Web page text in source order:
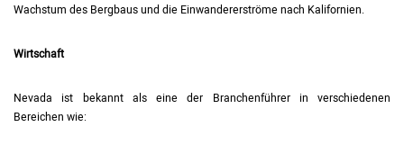
Wachstum des Bergbaus und die Einwandererströme nach Kalifornien.
Wirtschaft
Nevada ist bekannt als eine der Branchenführer in verschiedenen
Bereichen wie: